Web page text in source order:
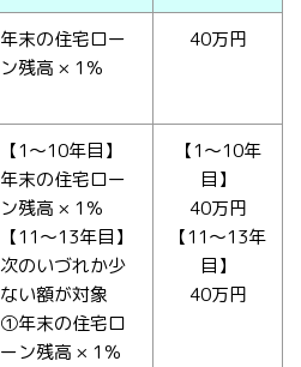
年末の住宅ロー
ン残高 × 1％
40万円
【1〜10年目】
年末の住宅ロー
ン残高 × 1％
【11〜13年目】
次のいづれか少
ない額が対象
①年末の住宅ロ
ーン残高 × 1％
【1〜10年
目】
40万円
【11〜13年
目】
40万円